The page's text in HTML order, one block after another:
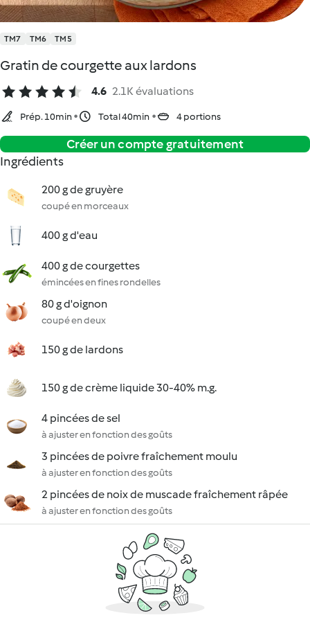
TM7 TM6 TM5
Gratin de courgette aux lardons
4.6 2.1K évaluations
Prép. 10min Total 40min 4 portions
Créer un compte gratuitement
Ingrédients
200 g de gruyère
coupé en morceaux
400 g d'eau
400 g de courgettes
émincées en fines rondelles
80 g d'oignon
coupé en deux
150 g de lardons
150 g de crème liquide 30-40% m.g.
4 pincées de sel
à ajuster en fonction des goûts
3 pincées de poivre fraîchement moulu
à ajuster en fonction des goûts
2 pincées de noix de muscade fraîchement râpée
à ajuster en fonction des goûts